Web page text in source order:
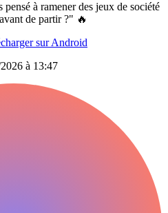
à ramener des jeux de société
de partir ?" 🔥
sur Android
à 13:47